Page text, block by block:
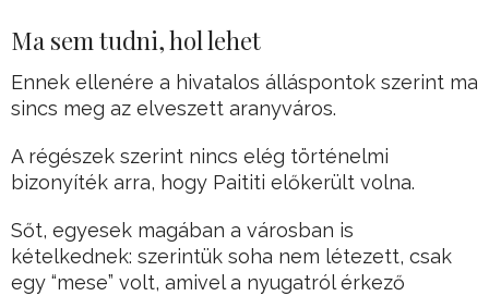
Ma sem tudni, hol lehet
Ennek ellenére a hivatalos álláspontok szerint ma
sincs meg az elveszett aranyváros.
A régészek szerint nincs elég történelmi
bizonyíték arra, hogy Paititi előkerült volna.
Sőt, egyesek magában a városban is
kételkednek: szerintük soha nem létezett, csak
egy “mese” volt, amivel a nyugatról érkező